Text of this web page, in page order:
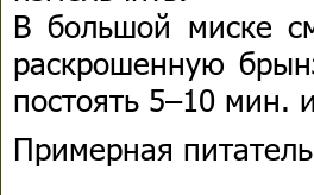
В большой миске
раскрошенную
постоять 5–10 мин.
Примерная